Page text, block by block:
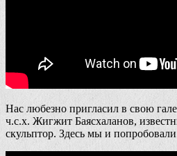
Нас любезно пригласил в свою
ч.с.х. Жигжит Баясхаланов,
скульптор. Здесь мы и попробовали